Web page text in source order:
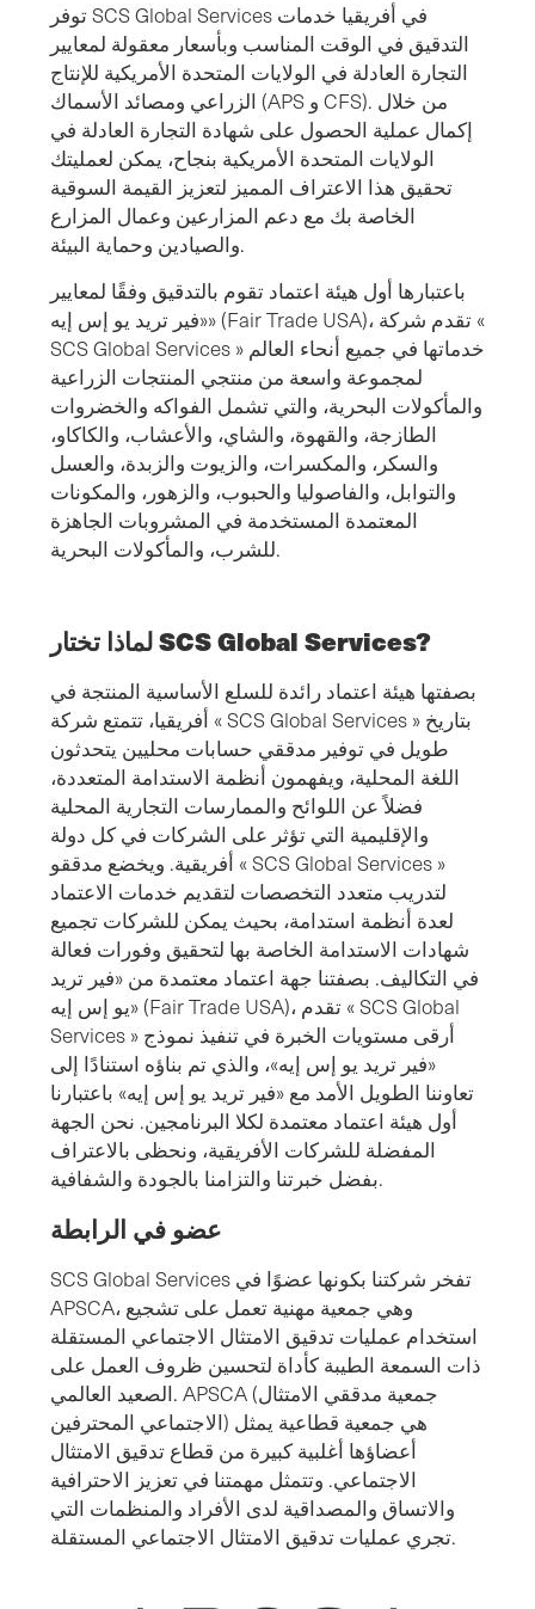
توفر SCS Global Services في أفريقيا خدمات
التدقيق في الوقت المناسب وبأسعار معقولة لمعايير
التجارة العادلة في الولايات المتحدة الأمريكية للإنتاج
الزراعي ومصائد الأسماك (APS و CFS). من خلال
إكمال عملية الحصول على شهادة التجارة العادلة في
الولايات المتحدة الأمريكية بنجاح، يمكن لعمليتك
تحقيق هذا الاعتراف المميز لتعزيز القيمة السوقية
الخاصة بك مع دعم المزارعين وعمال المزارع
والصيادين وحماية البيئة.
باعتبارها أول هيئة اعتماد تقوم بالتدقيق وفقًا لمعايير
«فير تريد يو إس إيه» (Fair Trade USA)، تقدم شركة «
SCS Global Services » خدماتها في جميع أنحاء العالم
لمجموعة واسعة من منتجي المنتجات الزراعية
والمأكولات البحرية، والتي تشمل الفواكه والخضروات
الطازجة، والقهوة، والشاي، والأعشاب، والكاكاو،
والسكر، والمكسرات، والزيوت والزبدة، والعسل
والتوابل، والفاصوليا والحبوب، والزهور، والمكونات
المعتمدة المستخدمة في المشروبات الجاهزة
للشرب، والمأكولات البحرية.
لماذا تختار SCS Global Services?
بصفتها هيئة اعتماد رائدة للسلع الأساسية المنتجة في
أفريقيا، تتمتع شركة « SCS Global Services » بتاريخ
طويل في توفير مدققي حسابات محليين يتحدثون
اللغة المحلية، ويفهمون أنظمة الاستدامة المتعددة،
فضلاً عن اللوائح والممارسات التجارية المحلية
والإقليمية التي تؤثر على الشركات في كل دولة
أفريقية. ويخضع مدققو « SCS Global Services »
لتدريب متعدد التخصصات لتقديم خدمات الاعتماد
لعدة أنظمة استدامة، بحيث يمكن للشركات تجميع
شهادات الاستدامة الخاصة بها لتحقيق وفورات فعالة
في التكاليف. بصفتنا جهة اعتماد معتمدة من «فير تريد
يو إس إيه» (Fair Trade USA)، تقدم « SCS Global
Services » أرقى مستويات الخبرة في تنفيذ نموذج
«فير تريد يو إس إيه»، والذي تم بناؤه استنادًا إلى
تعاوننا الطويل الأمد مع «فير تريد يو إس إيه» باعتبارنا
أول هيئة اعتماد معتمدة لكلا البرنامجين. نحن الجهة
المفضلة للشركات الأفريقية، ونحظى بالاعتراف
بفضل خبرتنا والتزامنا بالجودة والشفافية.
عضو في الرابطة
SCS Global Services تفخر شركتنا بكونها عضوًا في
APSCA، وهي جمعية مهنية تعمل على تشجيع
استخدام عمليات تدقيق الامتثال الاجتماعي المستقلة
ذات السمعة الطيبة كأداة لتحسين ظروف العمل على
الصعيد العالمي. APSCA (جمعية مدققي الامتثال
الاجتماعي المحترفين) هي جمعية قطاعية يمثل
أعضاؤها أغلبية كبيرة من قطاع تدقيق الامتثال
الاجتماعي. وتتمثل مهمتنا في تعزيز الاحترافية
والاتساق والمصداقية لدى الأفراد والمنظمات التي
تجري عمليات تدقيق الامتثال الاجتماعي المستقلة.